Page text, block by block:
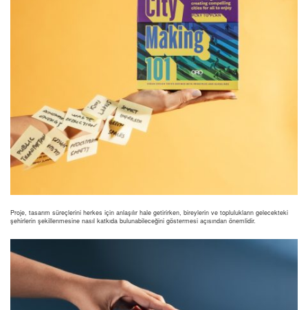
Proje, tasarım süreçlerini herkes için anlaşılır hale getirirken, bireylerin ve toplulukların gelecekteki
şehirlerin şekillenmesine nasıl katkıda bulunabileceğini göstermesi açısından önemlidir.